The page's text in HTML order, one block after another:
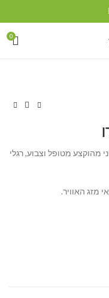
0
מהוקצע מטופל וצבוע, רגלי
מזג האוויר.